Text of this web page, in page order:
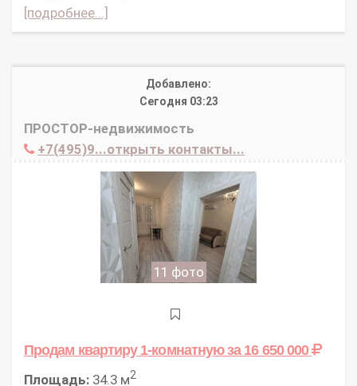
[подробнее...]
Добавлено:
Сегодня 03:23
ПРОСТОР-недвижимость
+7(495)9...открыть контакты...
11 фото
Продам квартиру 1-комнатнуюза 16 650 000
Площадь: 34.3 м2